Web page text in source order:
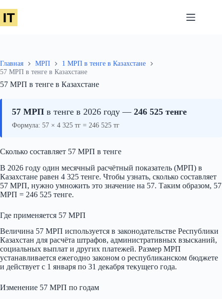
сути
Главная МРП
1 МРП в тенге в Казахстане
57 МРП в тенге в Казахстане
57 МРП в тенге в Казахстане
57 МРП в тенге в 2026 году — 246 525 тенге
Формула: 57 × 4 325 тг = 246 525 тг
Сколько составляет 57 МРП в тенге
В 2026 году один месячный расчётный показатель (МРП) в
Казахстане равен 4 325 тенге. Чтобы узнать, сколько составляет
57 МРП, нужно умножить это значение на 57. Таким образом, 57
МРП = 246 525 тенге.
Где применяется 57 МРП
Величина 57 МРП используется в законодательстве Республики
Казахстан для расчёта штрафов, административных взысканий,
социальных выплат и других платежей. Размер МРП
устанавливается ежегодно законом о республиканском бюджете
и действует с 1 января по 31 декабря текущего года.
Изменение 57 МРП по годам